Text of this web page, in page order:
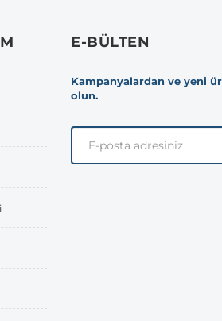
E-BÜLTEN
Kampanyalardan ve yeni
olun.